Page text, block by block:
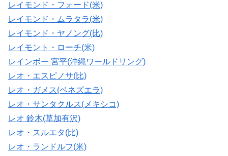
レイモンド・フォード(米)
レイモンド・ムラタラ(米)
レイモンド・ヤノング(比)
レイモント・ローチ(米)
レインボー 宮平(沖縄ワールドリング)
レオ・エスピノサ(比)
レオ・ガメス(ベネズエラ)
レオ・サンタクルス(メキシコ)
レオ 鈴木(草加有沢)
レオ・スルエタ(比)
レオ・ランドルフ(米)